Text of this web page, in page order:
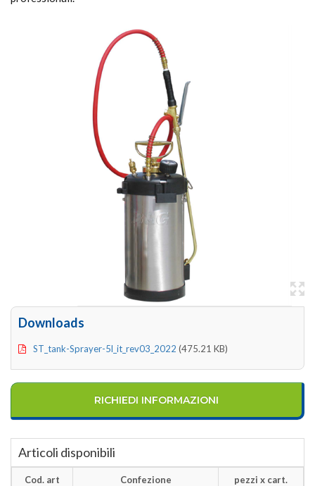
Downloads
ST_tank-Sprayer-5l_it_rev03_2022 (475.21 KB)
RICHIEDI INFORMAZIONI
Articoli disponibili
Cod. art Confezione pezzi x cart.